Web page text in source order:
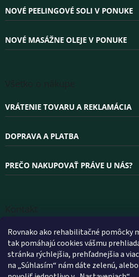
Rovnako ako rehabilitačné pomôcky
tak pomáhajú cookies vášmu
stránka rýchlejšia, prehľadnejšia a
na „Súhlasím“ nám dáte zelenú,
NOVÉ PEELINGOVÉ SOLI V PONUKE
NOVÉ MASÁŽNE OLEJE V PONUKE
VRÁTENIE TOVARU A REKLAMÁCIA
DOPRAVA A PLATBA
PREČO NAKUPOVAŤ PRÁVE U NÁS?
INFO@WELLEA.SK
+420 800 200 900
+420 602 112 602